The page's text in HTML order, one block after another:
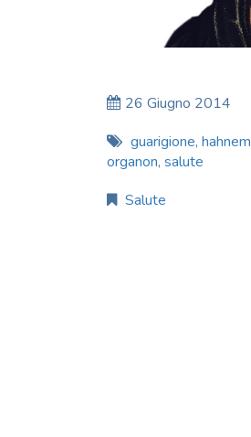
26 Giugno 2014
guarigione,
organon, salute
Salute